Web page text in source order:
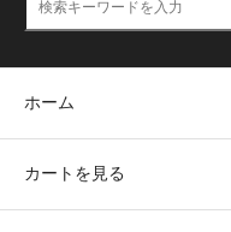
ホーム
カートを見る